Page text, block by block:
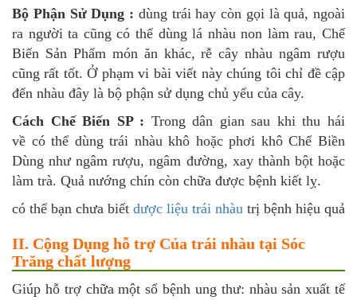
Bộ Phận Sử Dụng : dùng trái hay còn gọi là quả, ngoài
ra người ta cũng có thể dùng lá nhàu non làm rau, Chế
Biến Sản Phẩm món ăn khác, rễ cây nhàu ngâm rượu
cũng rất tốt. Ở phạm vi bài viết này chúng tôi chỉ đề cập
đến nhàu đây là bộ phận sử dụng chủ yếu của cây.
Cách Chế Biến SP : Trong dân gian sau khi thu hái
về có thể dùng trái nhàu khô hoặc phơi khô Chế Biền
Dùng như ngâm rượu, ngâm đường, xay thành bột hoặc
làm trà. Quả nướng chín còn chữa được bệnh kiết lỵ.
có thể bạn chưa biết dược liệu trái nhàu trị bệnh hiệu quả
II. Cộng Dụng hỗ trợ Của trái nhàu tại Sóc
Trăng chất lượng
Giúp hỗ trợ chữa một số bệnh ung thư: nhàu sản xuất tế